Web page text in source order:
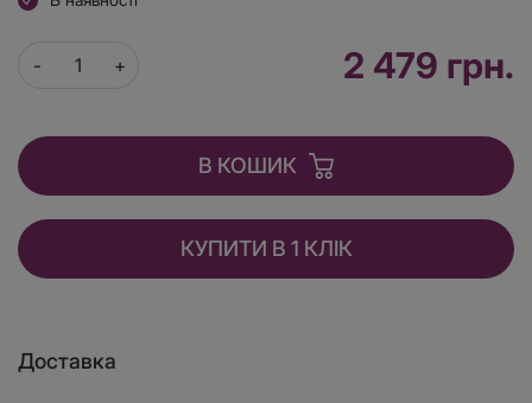
2 479 грн.
В КОШИК
КУПИТИ В 1 КЛІК
Доставка